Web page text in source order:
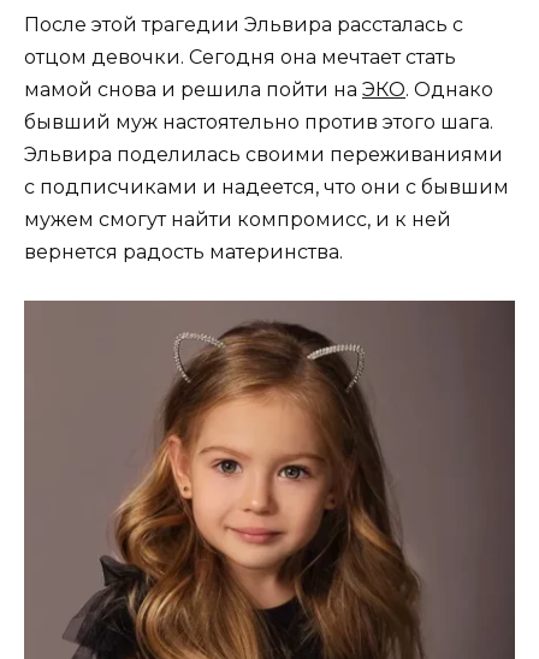
После этой трагедии Эльвира рассталась с
отцом девочки. Сегодня она мечтает стать
мамой снова и решила пойти на ЭКО. Однако
бывший муж настоятельно против этого шага.
Эльвира поделилась своими переживаниями
с подписчиками и надеется, что они с бывшим
мужем смогут найти компромисс, и к ней
вернется радость материнства.